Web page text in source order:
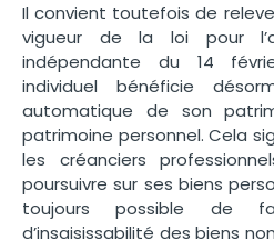
Il convient toutefois de
vigueur de la loi pour
indépendante du 14
individuel bénéficie
automatique de son
patrimoine personnel. Cela
les créanciers
poursuivre sur ses biens
toujours possible de
d’insaisissabilité des biens